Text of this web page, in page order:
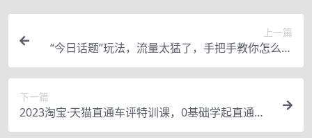
上一篇
“今日话题”玩法，流量太猛了，手把手教你怎么做
这种账号
下一篇
2023淘宝·天猫直通车评特训课，0基础学起直通车
运营实战课程（8节课时）